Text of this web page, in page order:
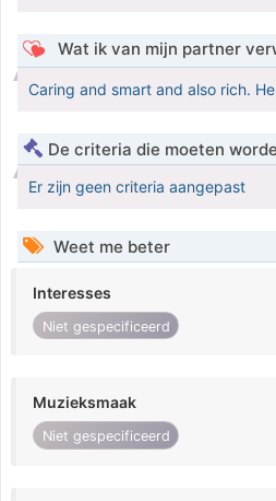
Wat ik van mijn partner
Caring and smart and also rich.
De criteria die moeten
Er zijn geen criteria aangepast
Weet me beter
Interesses
Niet gespecificeerd
Muzieksmaak
Niet gespecificeerd